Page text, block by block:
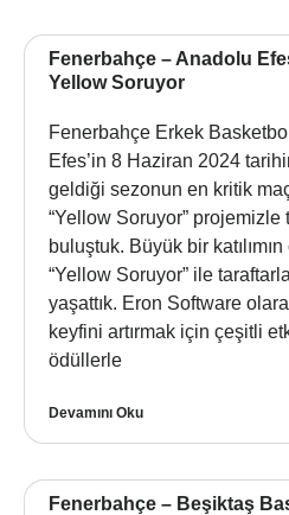
Fenerbahçe – Anadolu
Yellow Soruyor
Fenerbahçe Erkek
Efes’in 8 Haziran 2024
geldiği sezonun en kritik
“Yellow Soruyor” projemizle
buluştuk. Büyük bir
“Yellow Soruyor” ile
yaşattık. Eron Software
keyfini artırmak için çeşitli
ödüllerle
Devamını Oku
Fenerbahçe – Beşiktaş